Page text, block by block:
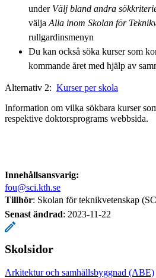
under Välj bland andra
välja Alla inom Skolan för
rullgardinsmenyn
Du kan också söka kurser som
kommande året med hjälp av
Alternativ 2: ​​ Kurser per skola
Information om vilka sökbara kurser
respektive doktorsprograms webbsida.​​
Innehållsansvarig:
fou@sci.kth.se
Tillhör: Skolan för teknikvetenskap
Senast ändrad: 2023-11-22
Skolsidor
Arkitektur och samhällsbyggnad (ABE)